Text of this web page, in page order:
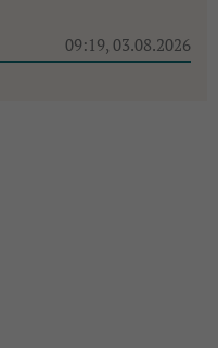
09:19, 03.08.2026